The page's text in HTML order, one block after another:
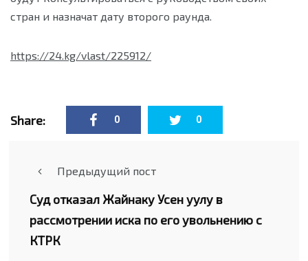
стран и назначат дату второго раунда.
https://24.kg/vlast/225912/
Share: 0 0
Предыдущий пост
Суд отказал Жайнаку Усен уулу в
рассмотрении иска по его увольнению с
КТРК